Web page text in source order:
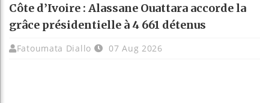
Côte d’Ivoire : Alassane Ouattara accorde la
grâce présidentielle à 4 661 détenus
Fatoumata Diallo 07 Aug 2026